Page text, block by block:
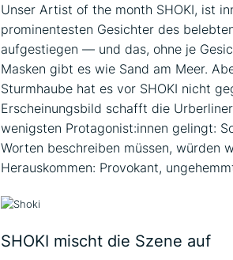
Unser Artist of the month SHOKI, ist
prominentesten Gesichter des
aufgestiegen — und das, ohne je
Masken gibt es wie Sand am Meer.
Sturmhaube hat es vor SHOKI nicht
Erscheinungsbild schafft die
wenigsten Protagonist:innen gelingt:
Worten beschreiben müssen, würden
Herauskommen: Provokant,
SHOKI mischt die Szene auf